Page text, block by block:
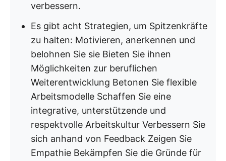
verbessern.
Es gibt acht Strategien, um Spitzenkräfte
zu halten: Motivieren, anerkennen und
belohnen Sie sie Bieten Sie ihnen
Möglichkeiten zur beruflichen
Weiterentwicklung Betonen Sie flexible
Arbeitsmodelle Schaffen Sie eine
integrative, unterstützende und
respektvolle Arbeitskultur Verbessern Sie
sich anhand von Feedback Zeigen Sie
Empathie Bekämpfen Sie die Gründe für